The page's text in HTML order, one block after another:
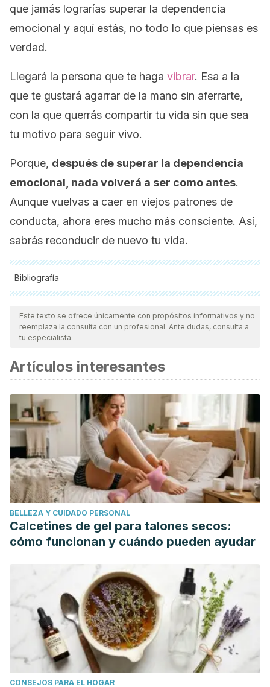
que jamás lograrías superar la dependencia
emocional y aquí estás, no todo lo que piensas es
verdad.
Llegará la persona que te haga vibrar. Esa a la
que te gustará agarrar de la mano sin aferrarte,
con la que querrás compartir tu vida sin que sea
tu motivo para seguir vivo.
Porque, después de superar la dependencia
emocional, nada volverá a ser como antes.
Aunque vuelvas a caer en viejos patrones de
conducta, ahora eres mucho más consciente. Así,
sabrás reconducir de nuevo tu vida.
Bibliografía
Todas las fuentes citadas fueron revisadas a profundidad por
nuestro equipo, para asegurar su calidad, confiabilidad,
vigencia y validez.La bibliografía de este artículo fue
científica.
Estévez, A., Chávez-Vera, M. D., Momeñe, J., Olave, L.,
Vázquez, D., & Iruarrizaga, I. (2018). The role of emotional
dependence in the relationship between attachment and
impulsive behavior.
Sola, L. (2019). No self-love-from emotional dependence
to codependence. Punto Rojo Libros.
Aiquipa Tello, J. J., & Song Suárez, N. M. (2018). Couple
emotional dependence as a risk factor in the consumption
of psychoactive substances in women.
(4), 165-171.
Este texto se ofrece únicamente con propósitos informativos y no
reemplaza la consulta con un profesional. Ante dudas, consulta a
tu especialista.
Artículos interesantes
BELLEZA Y CUIDADO PERSONAL
Calcetines de gel para talones secos:
cómo funcionan y cuándo pueden ayudar
CONSEJOS PARA EL HOGAR